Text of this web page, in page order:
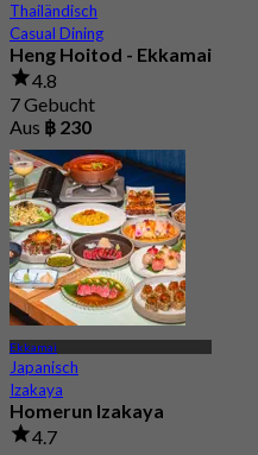
Thailändisch
Casual Dining
Heng Hoitod - Ekkamai
4.8
7 Gebucht
Aus ฿ 230
Ekkamai
Japanisch
Izakaya
Homerun Izakaya
4.7